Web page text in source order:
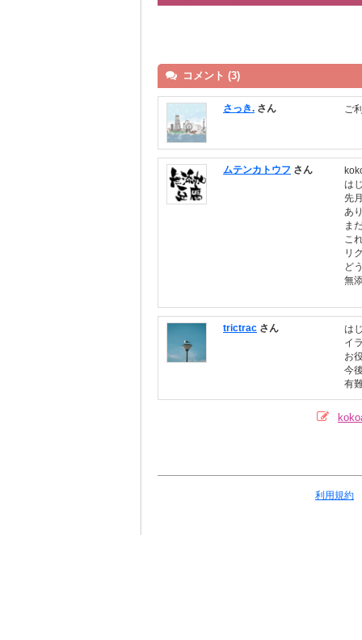
コメント (3)
さっき. さん ご
ムテンカトウフ さん
は
先
あ
ま
こ
リ
ど
無
trictrac さん
は
イ
お
今
有
利用規約